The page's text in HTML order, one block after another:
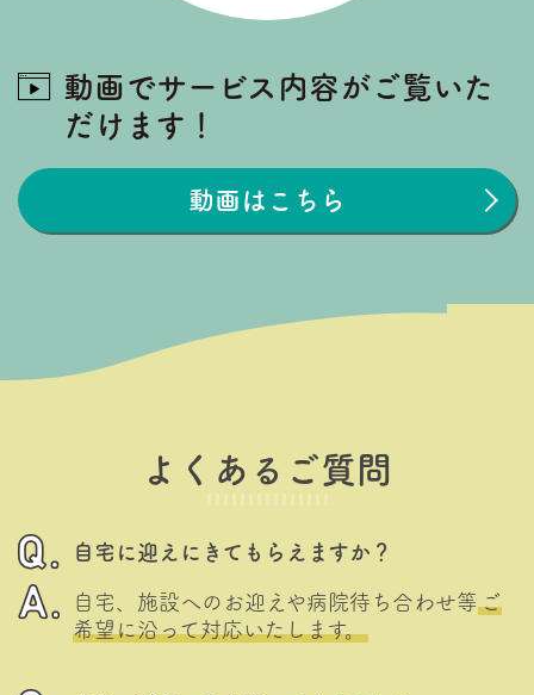
動画でサービス内容がご覧いた
だけます！
動画はこちら
よくあるご質問
自宅に迎えにきてもらえますか？
自宅、施設へのお迎えや病院待ち合わせ等 ご
希望に沿って対応いたします。